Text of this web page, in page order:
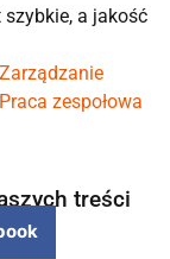
a jakość
zespołowa
treści